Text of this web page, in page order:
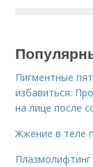
Пигментные
избавиться.
на лице после
Жжение в теле